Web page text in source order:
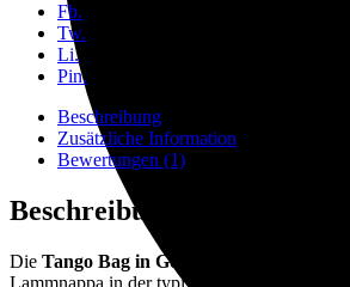
Fb.
Tw.
Li.
Pin.
Beschreibung
Zusätzliche Information
Bewertungen (1)
Beschreibung
Die Tango Bag in Gold Nacre